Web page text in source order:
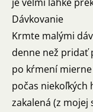
Dávkovanie
Krmte malými
denne než pridať
po kŕmení
počas niekoľkých
zakalená (z mojej